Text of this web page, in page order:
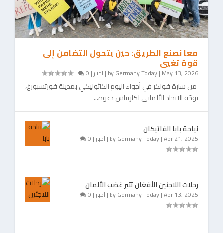
معًا نصنع الطريق: حين يتحول التضامن إلى
قوة تغيي
byGermany Today| May 13, 2026
| اخبار|
0
|
من سارة فولكر في أجواء اليوم الكاثوليكي بمدينة فورتسبورغ،
يوجّه الاتحاد الألماني لكاريتاس دعوة...
نياحة بابا الفاتيكان
byGermany Today|Apr 21, 2025
| اخبار|
0
|
رحلات اللاجئين الأفغان تثير غضب الألمان
byGermany Today|Apr 13, 2025
| اخبار|
0
|